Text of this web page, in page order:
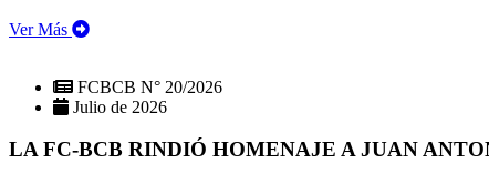
Ver Más
FCBCB N° 20/2026
Julio de 2026
LA FC-BCB RINDIÓ HOMENAJE A JUAN